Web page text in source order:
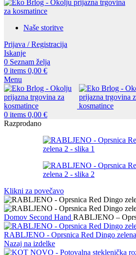
Naše storitve
Prijava / Registracija
Iskanje
0 Seznam želja
0 items 0,00 €
Menu
0 items 0,00 €
Razprodano
Klikni za povečavo
Domov Second Hand RABLJENO –
RABLJENO - Oprsnica Red Dingo
Nazaj na izdelke